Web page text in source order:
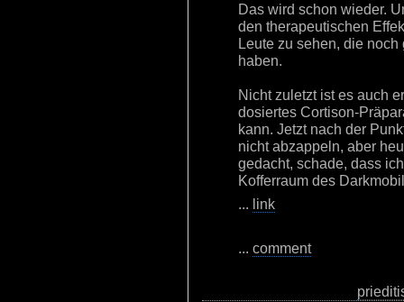
Das wird schon wieder.
den therapeutischen
Leute zu sehen, die
haben.
Nicht zuletzt ist es auch
dosiertes Cortison-
kann. Jetzt nach der
nicht abzappeln, aber
gedacht, schade, dass
Kofferraum des
... link
... comment